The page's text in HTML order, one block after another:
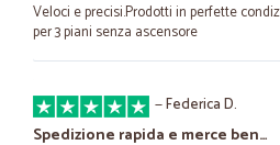
Veloci e precisi.Prodotti in perfette
per 3 piani senza ascensore
—Federica D.
Spedizione rapida e merce ben…